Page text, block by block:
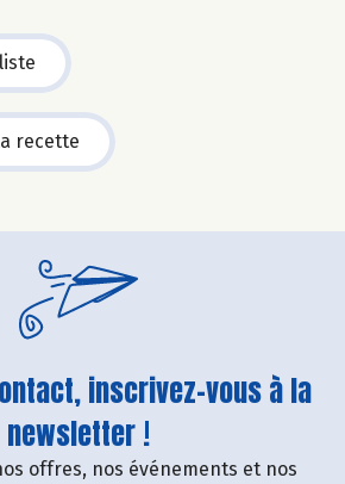
recette
inscrivez-vous à la
newsletter !
offres, nos événements et nos